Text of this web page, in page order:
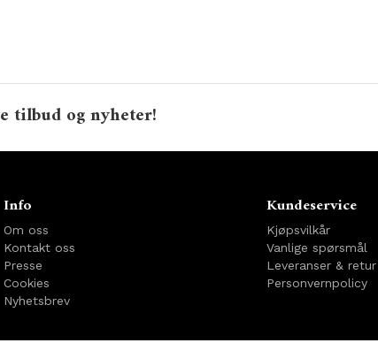
tilbud og nyheter!
Info
Om oss
Kontakt oss
Presse
Cookies
Nyhetsbrev
Kundeservice
Kjøpsvilkår
Vanlige spørsmål
Leveranser & retur
Personvernpolicy